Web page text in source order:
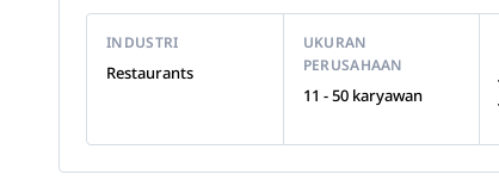
INDUSTRI
Restaurants
UKURAN
PERUSAHAAN
11 - 50 karyawan